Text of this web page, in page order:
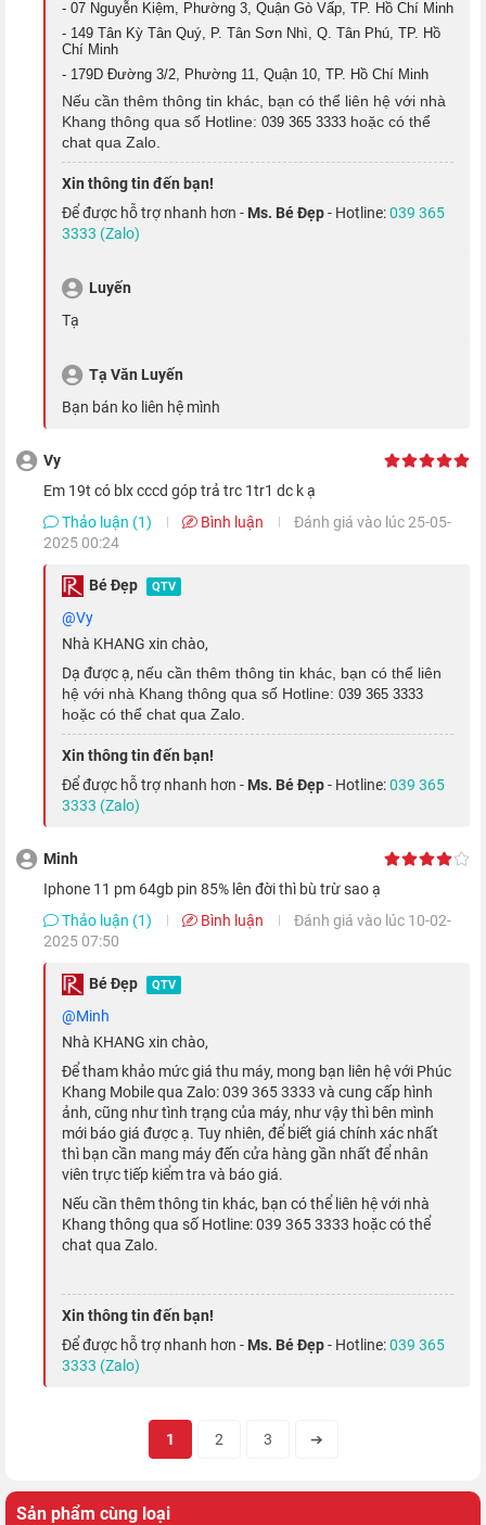
Ngoài những tính năng tuyệt vời trên, camera Pro năm này còn
bổ sung thêm chế độ điện ảnh Cinematic - cho phép quay với
độ sâu trường ảnh nông, tự động thêm các chuyển đổi lấy nét
và đoán trước chủ thể mới vào khung hình; cũng như chế độ
chụp phong cảnh Photographic Styles - giúp bạn dễ dàng điều
Camera trước iPhone 13 Pro
trong việc sử dụng Face ID hay gọi video call, mà nó còn giúp
bạn có được những bức ảnh selfie tuyệt đẹp nhờ vào nhiều chế
độ chụp tiện ích tương tự như camera sau.
Về khả năng quay video, cả camera trước và sau đều cho phép
bạn video HDR hỗ trợ Dolby Vision đạt chuẩn 4K với tốc độ
khung hình 60 fps, quay video ProRes lên đến 1080p ở tốc độ
30 fps, cùng nhiều chế độ quay khác.
Xem thêm: iPhone 13 Pro lọt top 5 smartphone chụp ảnh
tốt nhất trên thị trường
Chuyển động mượt mà với tần số quét 120
iPhone 13 Pro xách tay vẫn giữ nguyên kích thước màn hình
6.1 inch như người tiền nhiệm
phần notch tai thỏ đã được tinh chỉnh nhỏ gọn hơn khoảng
20%, cho không gian hiển thị thêm phần rộng mở.
- 07 Nguyễn Kiệm, Phường 3, Quận Gò Vấp, TP. Hồ Chí Minh
- 149 Tân Kỳ Tân Quý, P. Tân Sơn Nhì, Q. Tân Phú, TP. Hồ
Chí Minh
- 179D Đường 3/2, Phường 11, Quận 10, TP. Hồ Chí Minh
Nếu cần thêm thông tin khác, bạn có thể liên hệ với nhà
Khang thông qua số Hotline: 039 365 3333 hoặc có thể
chat qua Zalo.
Xin thông tin đến bạn!
Để được hỗ trợ nhanh hơn - Ms. Bé Đẹp- Hotline:039 365
3333 (Zalo)
Luyến
Tạ
Tạ Văn Luyến
Bạn bán ko liên hệ mình
Vy
em 19t có blx cccd góp trả trc 1tr1 dc k ạ
Thảo luận (1)
Bình luận
Đánh giá vào lúc 25-05-
2025 00:24
Bé Đẹp QTV
@Vy
Nhà KHANG xin chào,
Dạ được ạ, nếu cần thêm thông tin khác, bạn có thể liên
hệ với nhà Khang thông qua số Hotline: 039 365 3333
hoặc có thể chat qua Zalo.
Xin thông tin đến bạn!
Để được hỗ trợ nhanh hơn - Ms. Bé Đẹp- Hotline:039 365
3333 (Zalo)
Minh
iphone 11 pm 64gb pin 85% lên đời thì bù trừ sao ạ
Thảo luận (1)
Bình luận
Đánh giá vào lúc 10-02-
2025 07:50
Bé Đẹp QTV
@minh
Nhà KHANG xin chào,
Để tham khảo mức giá thu máy, mong bạn liên hệ với Phúc
Khang Mobile qua Zalo: 039 365 3333 và cung cấp hình
ảnh, cũng như tình trạng của máy, như vậy thì bên mình
mới báo giá được ạ. Tuy nhiên, để biết giá chính xác nhất
thì bạn cần mang máy đến cửa hàng gần nhất để nhân
viên trực tiếp kiểm tra và báo giá.
Nếu cần thêm thông tin khác, bạn có thể liên hệ với nhà
Khang thông qua số Hotline: 039 365 3333 hoặc có thể
chat qua Zalo.
Xin thông tin đến bạn!
Để được hỗ trợ nhanh hơn - Ms. Bé Đẹp- Hotline:039 365
3333 (Zalo)
1 2 3 ➔
Sản phẩm cùng loại